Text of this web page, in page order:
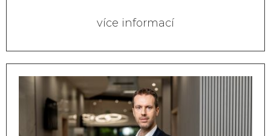
více informací